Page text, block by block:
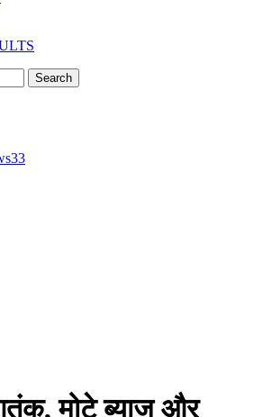
33
मोटे ब्याज और